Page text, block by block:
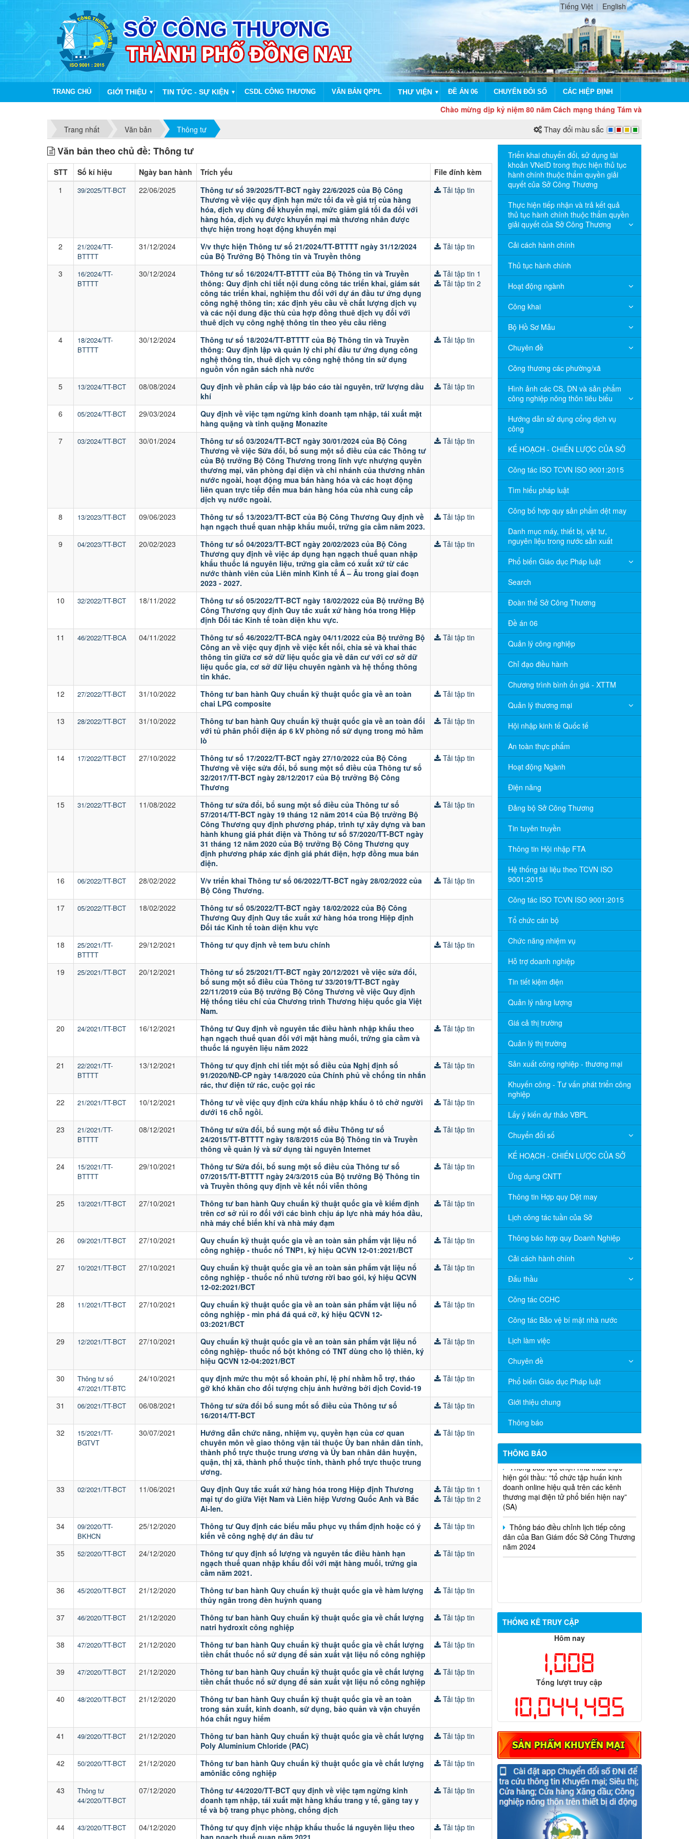
Tiếng Việt English
TRANG CHỦ GIỚI THIỆU ▼ TIN TỨC - SỰ KIỆN ▼ CSDL CÔNG THƯƠNG VĂN BẢN QPPL THƯ VIỆN ▼ ĐỀ ÁN 06 CHUYỂN ĐỔI SỐ CÁC HIỆP ĐỊNH
Chào mừng dịp kỷ niệm 80 năm Cách mạng tháng Tám và Quốc khánh 2/9
Trang nhất
Văn bản Thông tư Thay đổi màu sắc
Văn bản theo chủ đề: Thông tư
STT Số kí hiệu Ngày ban hành Trích yếu
File đính kèm
1
39/2025/TT-BCT 22/06/2025
Thông tư số 39/2025/TT-BCT ngày 22/6/2025 của Bộ Công
Thương về việc quy định hạn mức tối đa về giá trị của hàng
hóa, dịch vụ dùng để khuyến mại, mức giảm giá tối đa đối với
hàng hóa, dịch vụ được khuyến mại mà thương nhân được
thực hiện trong hoạt động khuyến mại
Tải tập tin
2
21/2024/TT-
BTTTT
31/12/2024
V/v thực hiện Thông tư số 21/2024/TT-BTTTT ngày 31/12/2024
của Bộ Trưởng Bộ Thông tin và Truyền thông
Tải tập tin
3
16/2024/TT-
BTTTT
30/12/2024
Thông tư số 16/2024/TT-BTTTT của Bộ Thông tin và Truyền
thông: Quy định chi tiết nội dung công tác triển khai, giám sát
công tác triển khai, nghiệm thu đối với dự án đầu tư ứng dụng
công nghệ thông tin; xác định yêu cầu về chất lượng dịch vụ
và các nội dung đặc thù của hợp đồng thuê dịch vụ đối với
thuê dịch vụ công nghệ thông tin theo yêu cầu riêng
Tải tập tin 1
Tải tập tin 2
4
18/2024/TT-
BTTTT
30/12/2024
Thông tư số 18/2024/TT-BTTTT của Bộ Thông tin và Truyền
thông: Quy định lập và quản lý chi phí đầu tư ứng dụng công
nghệ thông tin, thuê dịch vụ công nghệ thông tin sử dụng
nguồn vốn ngân sách nhà nước
Tải tập tin
5 13/2024/TT-BCT 08/08/2024
Quy định về phân cấp và lập báo cáo tài nguyên, trữ lượng dầu
khí
Tải tập tin
6 05/2024/TT-BCT 29/03/2024
Quy định về việc tạm ngừng kinh doanh tạm nhập, tái xuất mặt
hàng quặng và tinh quặng Monazite
7
03/2024/TT-BCT 30/01/2024
Thông tư số 03/2024/TT-BCT ngày 30/01/2024 của Bộ Công
Thương về việc Sửa đổi, bổ sung một số điều của các Thông tư
của Bộ trưởng Bộ Công Thương trong lĩnh vực nhượng quyền
thương mại, văn phòng đại diện và chi nhánh của thương nhân
nước ngoài, hoạt động mua bán hàng hóa và các hoạt động
liên quan trực tiếp đến mua bán hàng hóa của nhà cung cấp
dịch vụ nước ngoài.
Tải tập tin
8 13/2023/TT-BCT 09/06/2023
Thông tư số 13/2023/TT-BCT của Bộ Công Thương Quy định về
hạn ngạch thuế quan nhập khẩu muối, trứng gia cầm năm 2023.
Tải tập tin
9 04/2023/TT-BCT 20/02/2023
Thông tư số 04/2023/TT-BCT ngày 20/02/2023 của Bộ Công
Thương quy định về việc áp dụng hạn ngạch thuế quan nhập
khẩu thuốc lá nguyên liệu, trứng gia cầm có xuất xứ từ các
nước thành viên của Liên minh Kinh tế Á – Âu trong giai đoạn
2023 - 2027.
Tải tập tin
10 32/2022/TT-BCT 18/11/2022
Thông tư số 05/2022/TT-BCT ngày 18/02/2022 của Bộ trưởng Bộ
Công Thương quy định Quy tắc xuất xứ hàng hóa trong Hiệp
định Đối tác Kinh tế toàn diện khu vực.
11
46/2022/TT-BCA 04/11/2022
Thông tư số 46/2022/TT-BCA ngày 04/11/2022 của Bộ trưởng Bộ
Công an về việc quy định về việc kết nối, chia sẻ và khai thác
thông tin giữa cơ sở dữ liệu quốc gia về dân cư với cơ sở dữ
liệu quốc gia, cơ sở dữ liệu chuyên ngành và hệ thống thông
tin khác.
Tải tập tin
12 27/2022/TT-BCT 31/10/2022
Thông tư ban hành Quy chuẩn kỹ thuật quốc gia về an toàn
chai LPG composite
Tải tập tin
13 28/2022/TT-BCT 31/10/2022
Thông tư ban hành Quy chuẩn kỹ thuật quốc gia về an toàn đối
với tủ phân phối điện áp 6 kV phòng nổ sử dụng trong mỏ hầm
lò
Tải tập tin
14 17/2022/TT-BCT 27/10/2022
Thông tư số 17/2022/TT-BCT ngày 27/10/2022 của Bộ Công
Thương về việc sửa đổi, bổ sung một số điều của Thông tư số
32/2017/TT-BCT ngày 28/12/2017 của Bộ trưởng Bộ Công
Thương
Tải tập tin
15 31/2022/TT-BCT 11/08/2022
Thông tư sửa đổi, bổ sung một số điều của Thông tư số
57/2014/TT-BCT ngày 19 tháng 12 năm 2014 của Bộ trưởng Bộ
Công Thương quy định phương pháp, trình tự xây dựng và ban
hành khung giá phát điện và Thông tư số 57/2020/TT-BCT ngày
31 tháng 12 năm 2020 của Bộ trưởng Bộ Công Thương quy
định phương pháp xác định giá phát điện, hợp đồng mua bán
điện.
Tải tập tin
16 06/2022/TT-BCT 28/02/2022
V/v triển khai Thông tư số 06/2022/TT-BCT ngày 28/02/2022 của
Bộ Công Thương.
Tải tập tin
17 05/2022/TT-BCT 18/02/2022
Thông tư số 05/2022/TT-BCT ngày 18/02/2022 của Bộ Công
Thương Quy định Quy tắc xuất xứ hàng hóa trong Hiệp định
Đối tác Kinh tế toàn diện khu vực
18
25/2021/TT-
BTTTT
29/12/2021 Thông tư quy định về tem bưu chính Tải tập tin
19 25/2021/TT-BCT 20/12/2021
Thông tư số 25/2021/TT-BCT ngày 20/12/2021 về việc sửa đổi,
bổ sung một số điều của Thông tư 33/2019/TT-BCT ngày
22/11/2019 của Bộ trưởng Bộ Công Thương về việc Quy định
Hệ thống tiêu chí của Chương trình Thương hiệu quốc gia Việt
Nam.
20
24/2021/TT-BCT 16/12/2021
Thông tư Quy định về nguyên tắc điều hành nhập khẩu theo
hạn ngạch thuế quan đối với mặt hàng muối, trứng gia cầm và
thuốc lá nguyên liệu năm 2022
Tải tập tin
21
22/2021/TT-
BTTTT
13/12/2021
Thông tư quy định chi tiết một số điều của Nghị định số
91/2020/NĐ-CP ngày 14/8/2020 của Chính phủ về chống tin nhắn
rác, thư điện tử rác, cuộc gọi rác
Tải tập tin
22 21/2021/TT-BCT 10/12/2021
Thông tư về việc quy định cửa khẩu nhập khẩu ô tô chở người
dưới 16 chỗ ngồi.
Tải tập tin
23
21/2021/TT-
BTTTT
08/12/2021
Thông tư sửa đổi, bổ sung một số điều Thông tư số
24/2015/TT-BTTTT ngày 18/8/2015 của Bộ Thông tin và Truyền
thông về quản lý và sử dụng tài nguyên Internet
Tải tập tin
24
15/2021/TT-
BTTTT
29/10/2021
Thông tư Sửa đổi, bổ sung một số điều của Thông tư số
07/2015/TT-BTTTT ngày 24/3/2015 của Bộ trưởng Bộ Thông tin
và Truyền thông quy định về kết nối viễn thông
Tải tập tin
25 13/2021/TT-BCT 27/10/2021
Thông tư ban hành Quy chuẩn kỹ thuật quốc gia về kiểm định
trên cơ sở rủi ro đối với các bình chịu áp lực nhà máy hóa dầu,
nhà máy chế biến khí và nhà máy đạm
Tải tập tin
26 09/2021/TT-BCT 27/10/2021
Quy chuẩn kỹ thuật quốc gia về an toàn sản phẩm vật liệu nổ
công nghiệp - thuốc nổ TNP1, ký hiệu QCVN 12-01:2021/BCT
Tải tập tin
27 10/2021/TT-BCT 27/10/2021
Quy chuẩn kỹ thuật quốc gia về an toàn sản phẩm vật liệu nổ
công nghiệp - thuốc nổ nhũ tương rời bao gói, ký hiệu QCVN
12-02:2021/BCT
Tải tập tin
28 11/2021/TT-BCT 27/10/2021
Quy chuẩn kỹ thuật quốc gia về an toàn sản phẩm vật liệu nổ
công nghiệp - mìn phá đá quá cỡ, ký hiệu QCVN 12-
03:2021/BCT
Tải tập tin
29 12/2021/TT-BCT 27/10/2021
Quy chuẩn kỹ thuật quốc gia về an toàn sản phẩm vật liệu nổ
công nghiệp- thuốc nổ bột không có TNT dùng cho lộ thiên, ký
hiệu QCVN 12-04:2021/BCT
Tải tập tin
30
Thông tư số
47/2021/TT-BTC
24/10/2021
quy định mức thu một số khoản phí, lệ phí nhằm hỗ trợ, tháo
gỡ khó khăn cho đối tượng chịu ảnh hưởng bởi dịch Covid-19
Tải tập tin
31 06/2021/TT-BCT 06/08/2021
Thông tư sửa đổi bổ sung mốt số điều của Thông tư số
16/2014/TT-BCT
Tải tập tin
32
15/2021/TT-
BGTVT
30/07/2021
Hướng dẫn chức năng, nhiệm vụ, quyền hạn của cơ quan
chuyên môn về giao thông vận tải thuộc Ủy ban nhân dân tỉnh,
thành phố trực thuộc trung ương và Ủy ban nhân dân huyện,
quận, thị xã, thành phố thuộc tỉnh, thành phố trực thuộc trung
ương.
Tải tập tin
33 02/2021/TT-BCT 11/06/2021
Quy định Quy tắc xuất xứ hàng hóa trong Hiệp định Thương
mại tự do giữa Việt Nam và Liên hiệp Vương Quốc Anh và Bắc
Ai-len.
Tải tập tin 1
Tải tập tin 2
34
09/2020/TT-
BKHCN
25/12/2020
Thông tư Quy định các biểu mẫu phục vụ thẩm định hoặc có ý
kiến về công nghệ dự án đầu tư
Tải tập tin
35 52/2020/TT-BCT 24/12/2020
Thông tư quy định số lượng và nguyên tắc điều hành hạn
ngạch thuế quan nhập khẩu đối với mặt hàng muối, trứng gia
cầm năm 2021.
Tải tập tin
36 45/2020/TT-BCT 21/12/2020
Thông tư ban hành Quy chuẩn kỹ thuật quốc gia về hàm lượng
thủy ngân trong đèn huỳnh quang
Tải tập tin
37 46/2020/TT-BCT 21/12/2020
Thông tư ban hành Quy chuẩn kỹ thuật quốc gia về chất lượng
natri hydroxit công nghiệp
Tải tập tin
38 47/2020/TT-BCT 21/12/2020
Thông tư ban hành Quy chuẩn kỹ thuật quốc gia về chất lượng
tiền chất thuốc nổ sử dụng để sản xuất vật liệu nổ công nghiệp
Tải tập tin
39 47/2020/TT-BCT 21/12/2020
Thông tư ban hành Quy chuẩn kỹ thuật quốc gia về chất lượng
tiền chất thuốc nổ sử dụng để sản xuất vật liệu nổ công nghiệp
Tải tập tin
40 48/2020/TT-BCT 21/12/2020
Thông tư ban hành Quy chuẩn kỹ thuật quốc gia về an toàn
trong sản xuất, kinh doanh, sử dụng, bảo quản và vận chuyển
hóa chất nguy hiểm
Tải tập tin
41 49/2020/TT-BCT 21/12/2020
Thông tư ban hành Quy chuẩn kỹ thuật quốc gia về chất lượng
Poly Aluminium Chloride (PAC)
Tải tập tin
42 50/2020/TT-BCT 21/12/2020
Thông tư ban hành Quy chuẩn kỹ thuật quốc gia về chất lượng
amôniắc công nghiệp
Tải tập tin
43
Thông tư
44/2020/TT-BCT
07/12/2020
Thông tư 44/2020/TT-BCT quy định về việc tạm ngừng kinh
doanh tạm nhập, tái xuất mặt hàng khẩu trang y tế, găng tay y
tế và bộ trang phục phòng, chống dịch
Tải tập tin
44 43/2020/TT-BCT 04/12/2020
Thông tư quy định việc nhập khẩu thuốc lá nguyên liệu theo
hạn ngạch thuế quan năm 2021
Tải tập tin
Triển khai chuyển đổi, sử dụng tài
khoản VNeID trong thực hiện thủ tục
hành chính thuộc thẩm quyền giải
quyết của Sở Công Thương
Thực hiện tiếp nhận và trả kết quả
thủ tục hành chính thuộc thẩm quyền
giải quyết của Sở Công Thương
Cải cách hành chính
Thủ tục hành chính
Hoạt động ngành
Công khai
Bộ Hồ Sơ Mẫu
Chuyên đề
Công thương các phường/xã
Hình ảnh các CS, DN và sản phẩm
công nghiệp nông thôn tiêu biểu
Hướng dẫn sử dụng cổng dịch vụ
công
KẾ HOẠCH - CHIẾN LƯỢC CỦA SỞ
Công tác ISO TCVN ISO 9001:2015
Tìm hiểu pháp luật
Công bố hợp quy sản phẩm dệt may
Danh mục máy, thiết bị, vật tư,
nguyên liệu trong nước sản xuất
Phổ biến Giáo dục Pháp luật
Search
Đoàn thể Sở Công Thương
Đề án 06
Quản lý công nghiệp
Chỉ đạo điều hành
Chương trình bình ổn giá - XTTM
Quản lý thương mại
Hội nhập kinh tế Quốc tế
An toàn thực phẩm
Hoạt động Ngành
Điện năng
Đảng bộ Sở Công Thương
Tin tuyên truyền
Thông tin Hội nhập FTA
Hệ thống tài liệu theo TCVN ISO
9001:2015
Công tác ISO TCVN ISO 9001:2015
Tổ chức cán bộ
Chức năng nhiệm vụ
Hỗ trợ doanh nghiệp
Tin tiết kiệm điện
Quản lý năng lượng
Giá cả thị trường
Quản lý thị trường
Sản xuất công nghiệp - thương mại
Khuyến công - Tư vấn phát triển công
nghiệp
Lấy ý kiến dự thảo VBPL
Chuyển đổi số
KẾ HOẠCH - CHIẾN LƯỢC CỦA SỞ
Ứng dụng CNTT
Thông tin Hợp quy Dệt may
Lịch công tác tuần của Sở
Thông báo hợp quy Doanh Nghiệp
Cải cách hành chính
Đấu thầu
Công tác CCHC
Công tác Bảo vệ bí mật nhà nước
Lịch làm việc
Chuyên đề
Phổ biến Giáo dục Pháp luật
Giới thiệu chung
Thông báo
THÔNG BÁO
V/v đề nghị báo cáo hệ thống phân
phối, nhãn hiệu hàng hóa và hoạt động
mua bán khí trên địa bàn tỉnh năm 2025
(nhắc lần 2).
Thông báo bán thanh lý tài sản công
theo hình thức chỉ định
Thông báo lựa chọn nhà thầu thực
hiện gói thầu: “tổ chức tập huấn kinh
doanh online hiệu quả trên các kênh
thương mại điện tử phổ biến hiện nay”
(SA)
Thông báo điều chỉnh lịch tiếp công
dân của Ban Giám đốc Sở Công Thương
năm 2024
THỐNG KÊ TRUY CẬP
Hôm nay
1,008
Tổng lượt truy cập
10,044,495